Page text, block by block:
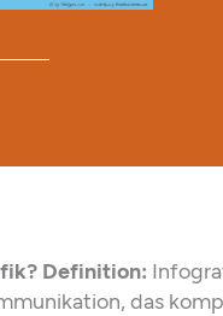
Definition:
das